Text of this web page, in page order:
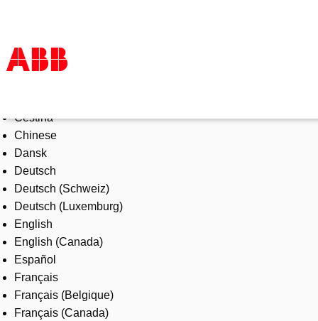
Products & Solutions
Industries
Services
About us
Where to buy
Contact us
Careers
Čeština
Chinese
Dansk
Deutsch
Deutsch (Schweiz)
Deutsch (Luxemburg)
English
English (Canada)
Español
Français
Français (Belgique)
Français (Canada)